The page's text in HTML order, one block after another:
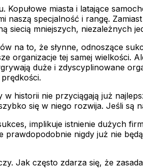
miasta i latające
naszą specjalność i rangę.
siecią mniejszych, niezależnych
na to, że słynne, odnoszące
organizacje tej samej
duże i zdyscyplinowane
historii nie przyciągają już
się w niego rozwija. Jeśli są
implikuje istnienie dużych
nigdy już nie
Jak często zdarza się, że